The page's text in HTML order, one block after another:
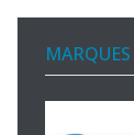
MARQUES